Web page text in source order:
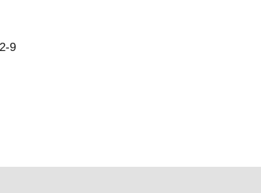
9